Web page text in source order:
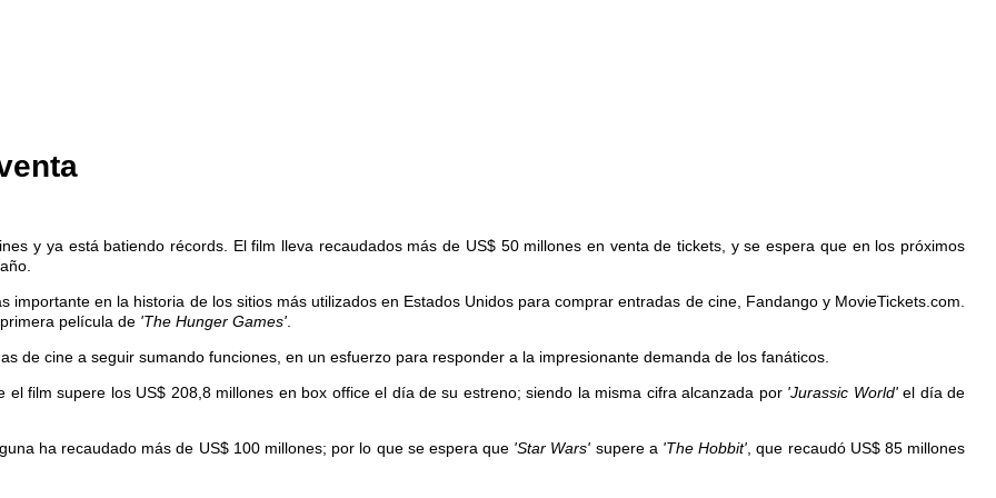
y ya está batiendo récords. El film lleva recaudados más de US$ 50 millones en venta de tickets, y se espera que en los próximos
en la historia de los sitios más utilizados en Estados Unidos para comprar entradas de cine, Fandango y MovieTickets.com.
película de 'The Hunger Games'
de cine a seguir sumando funciones, en un esfuerzo para responder a la impresionante demanda de los fanáticos.
film supere los US$ 208,8 millones en box office el día de su estreno; siendo la misma cifra alcanzada por'Jurassic World'el día de
ha recaudado más de US$ 100 millones; por lo que se espera que 'Star Wars' supere a 'The Hobbit' , que recaudó US$ 85 millones